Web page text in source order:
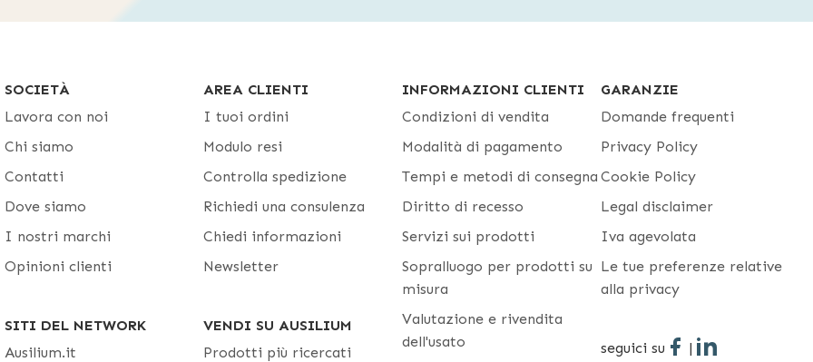
che sostengono un peso maggiore e presentano una seduta più larga.
polifunzionali
: estremamente regolabili e adattabili per permettere a chi le utilizza di assumere
ed evitare la formazione di piaghe da decubito.
carrozzine
la carrozzina con una vasta gamma di accessori, comecuscini antidecubito ,sedute imbottite
per il sostegno del corpo, borse etavolini
anche trovare
pezzi di ricambioper le carrozzine. Ti consigliamo di assicurarti che i prodotti
compatibili con il modello che possiedi. Se hai bisogno di aiuto, hai dei dubbi sui prodotti in vendita o
adatta a te.
SOCIETÀ
Lavora con noi
Chi siamo
Contatti
Dove siamo
I nostri marchi
Opinioni clienti
SITI DEL NETWORK
Ausilium.it
AREA CLIENTI
I tuoi ordini
Modulo resi
Controlla spedizione
Richiedi una consulenza
Chiedi informazioni
Newsletter
VENDI SU AUSILIUM
Prodotti più ricercati
INFORMAZIONI CLIENTI
Condizioni di vendita
Modalità di pagamento
Tempi e metodi di consegna
Diritto di recesso
Servizi sui prodotti
Sopralluogo per prodotti su
misura
Valutazione e rivendita
dell'usato
GARANZIE
Domande frequenti
Privacy Policy
Cookie Policy
Legal disclaimer
Iva agevolata
Le tue preferenze relative
alla privacy
seguici su |